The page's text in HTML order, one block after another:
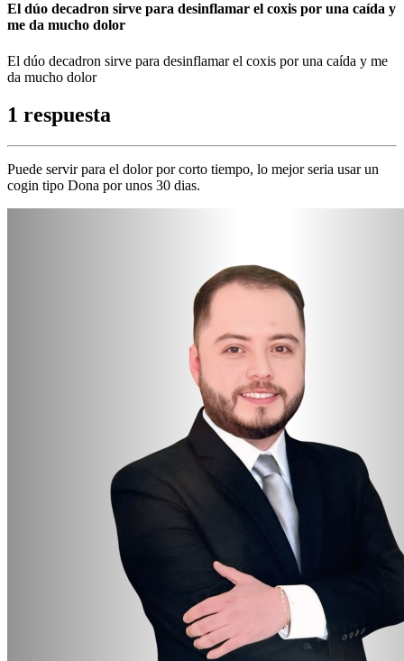
El dúo decadron sirve para desinflamar el coxis por una caída y
me da mucho dolor
El dúo decadron sirve para desinflamar el coxis por una caída y me
da mucho dolor
1 respuesta
Puede servir para el dolor por corto tiempo, lo mejor seria usar un
cogin tipo Dona por unos 30 dias.